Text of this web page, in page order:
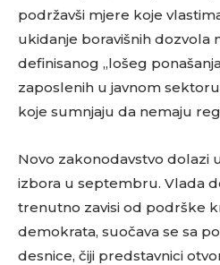
podržavši mjere koje
ukidanje boravišnih dozvola
definisanog „lošeg
zaposlenih u javnom
koje sumnjaju da nemaju
Novo zakonodavstvo dolazi
izbora u septembru. Vlada
trenutno zavisi od podrške
demokrata, suočava se sa
desnice, čiji predstavnici